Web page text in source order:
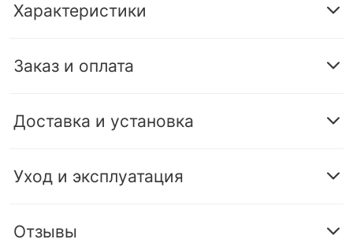
Характеристики
Заказ и оплата
Доставка и установка
Уход и эксплуатация
Отзывы